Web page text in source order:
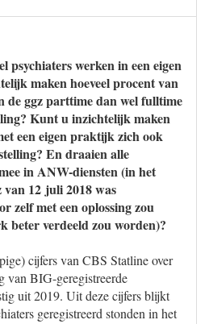
psychiaters werken in een eigen
maken hoeveel procent van
de ggz parttime dan wel fulltime
Kunt u inzichtelijk maken
een eigen praktijk zich ook
En draaien alle
in ANW-diensten (in het
12 juli 2018 was
zelf met een oplossing zou
beter verdeeld zou worden)?
cijfers van CBS Statline over
van BIG-geregistreerde
uit 2019. Uit deze cijfers blijkt
geregistreerd stonden in het